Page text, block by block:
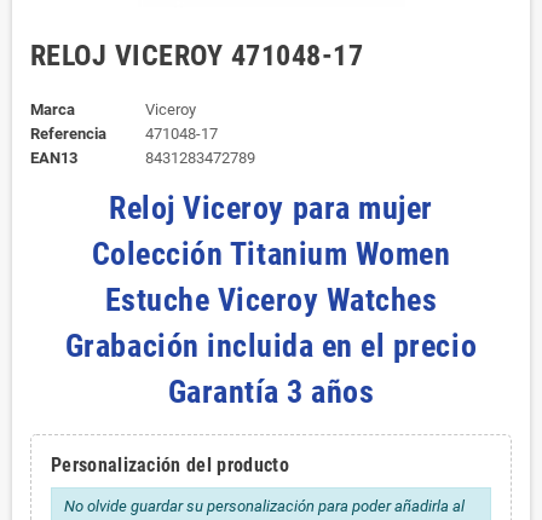
RELOJ VICEROY 471048-17
Marca
Viceroy
Referencia
471048-17
EAN13
8431283472789
Reloj Viceroy para mujer
Colección Titanium Women
Estuche Viceroy Watches
Grabación incluida en el precio
Garantía 3 años
Personalización del producto
No olvide guardar su personalización para poder añadirla al